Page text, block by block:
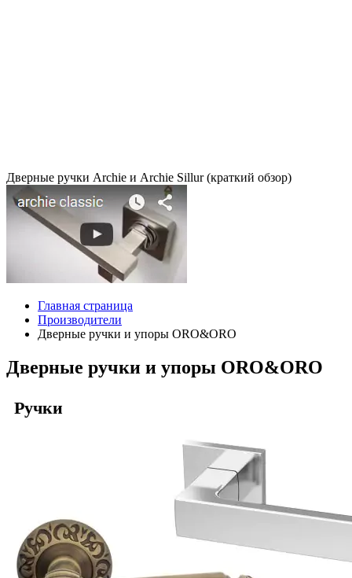
Дверные ручки Archie и Archie Sillur (краткий обзор)
Главная страница
Производители
Дверные ручки и упоры ORO&ORO
Дверные ручки и упоры ORO&ORO
Ручки